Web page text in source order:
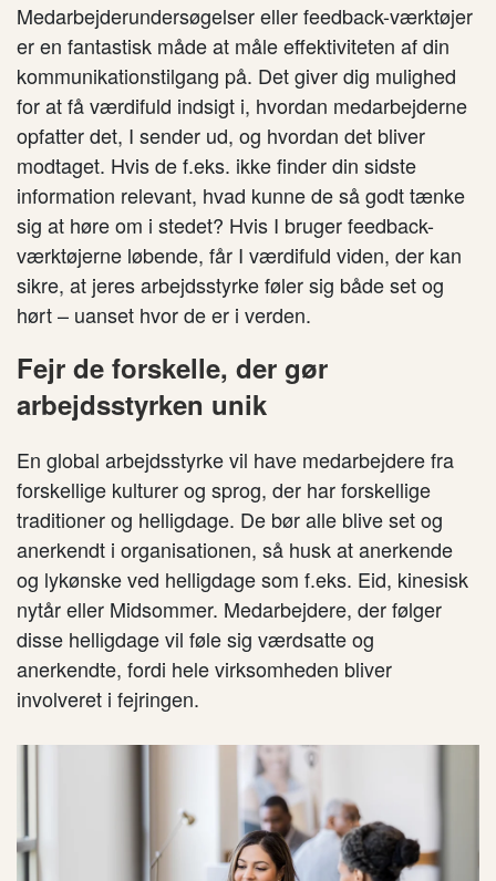
Medarbejderundersøgelser eller feedback-værktøjer
er en fantastisk måde at måle effektiviteten af din
kommunikationstilgang på. Det giver dig mulighed
for at få værdifuld indsigt i, hvordan medarbejderne
opfatter det, I sender ud, og hvordan det bliver
modtaget. Hvis de f.eks. ikke finder din sidste
information relevant, hvad kunne de så godt tænke
sig at høre om i stedet? Hvis I bruger feedback-
værktøjerne løbende, får I værdifuld viden, der kan
sikre, at jeres arbejdsstyrke føler sig både set og
hørt – uanset hvor de er i verden.
Fejr de forskelle, der gør
arbejdsstyrken unik
En global arbejdsstyrke vil have medarbejdere fra
forskellige kulturer og sprog, der har forskellige
traditioner og helligdage. De bør alle blive set og
anerkendt i organisationen, så husk at anerkende
og lykønske ved helligdage som f.eks. Eid, kinesisk
nytår eller Midsommer. Medarbejdere, der følger
disse helligdage vil føle sig værdsatte og
anerkendte, fordi hele virksomheden bliver
involveret i fejringen.